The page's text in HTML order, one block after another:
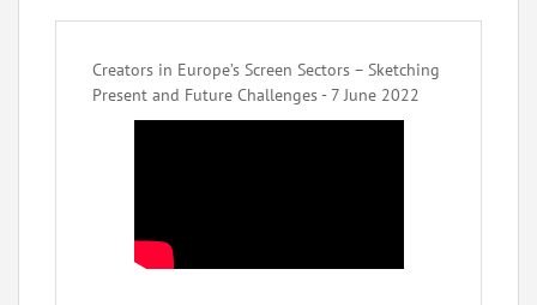
Creators in Europe’s Screen Sectors – Sketching
Present and Future Challenges - 7 June 2022